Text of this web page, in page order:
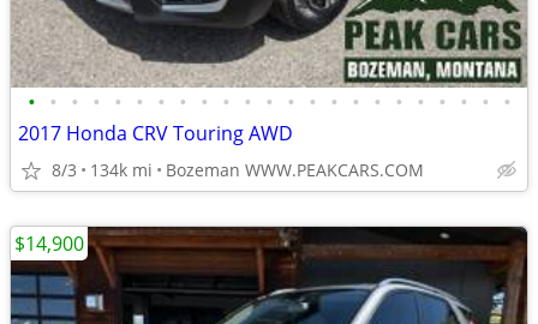
• • • • • • • • • • • • • • • • • • • • • • •
2017 Honda CRV Touring AWD
8/3 134k mi Bozeman WWW.PEAKCARS.COM
$14,900